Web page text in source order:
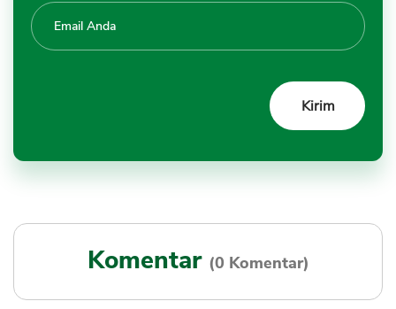
Komentar (0 Komentar)